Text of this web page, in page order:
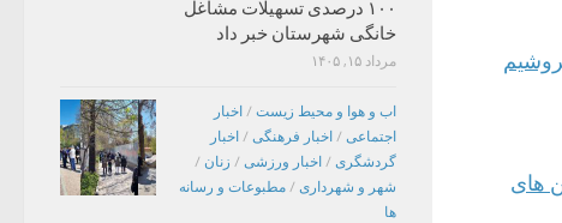
های
۱۰۰ درصدی تسهیلات مشاغل
خانگی شهرستان خبر داد
مرداد ۱۵, ۱۴۰۵
اب و هوا و محیط زیست / اخبار
اجتماعی / اخبار فرهنگی / اخبار
گردشگری / اخبار ورزشی / زنان /
شهر و شهرداری / مطبوعات و رسانه
ها